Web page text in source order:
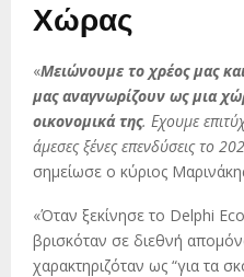
Χώρας
«Μειώνουμε το χρέος μας
μας αναγνωρίζουν ως μια
οικονομικά της. Εχουμε
άμεσες ξένες επενδύσεις το
σημείωσε ο κύριος
«Όταν ξεκίνησε το Delphi
βρισκόταν σε διεθνή
χαρακτηριζόταν ως “για τα